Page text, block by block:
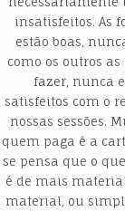
insatisfeitos. As
estão boas,
como os outros as
fazer, nunca
satisfeitos com o
nossas sessões.
quem paga é a
se pensa que o
é de mais
material, ou